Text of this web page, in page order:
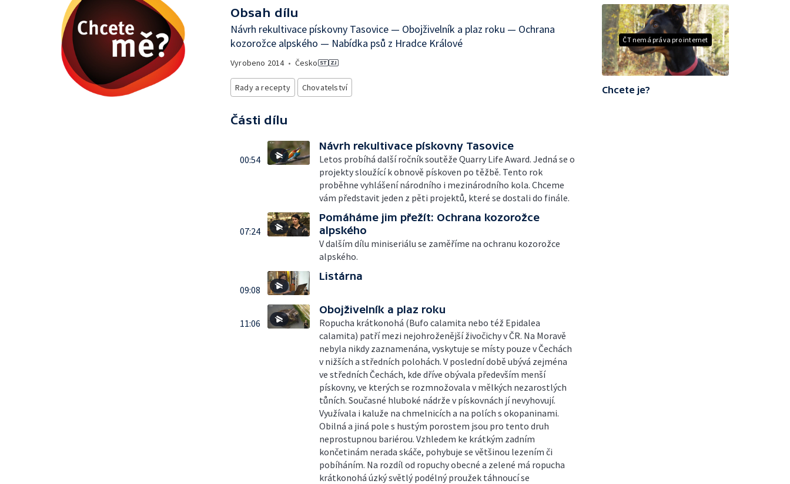
Obsah dílu
Návrh rekultivace pískovny Tasovice — Obojživelník a plaz roku — Ochrana
kozorožce alpského — Nabídka psů z Hradce Králové
Vyrobeno 2014• Česko
Rady a recepty Chovatelství
Části dílu
00:54
Návrh rekultivace pískovny Tasovice
Letos probíhá další ročník soutěže Quarry Life Award. Jedná se o
projekty sloužící k obnově pískoven po těžbě. Tento rok
proběhne vyhlášení národního i mezinárodního kola. Chceme
vám představit jeden z pěti projektů, které se dostali do finále.
07:24
Pomáháme jim přežít: Ochrana kozorožce
alpského
V dalším dílu miniseriálu se zaměříme na ochranu kozorožce
alpského.
09:08
Listárna
11:06
Obojživelník a plaz roku
Ropucha krátkonohá (Bufo calamita nebo též Epidalea
calamita) patří mezi nejohroženější živočichy v ČR. Na Moravě
nebyla nikdy zaznamenána, vyskytuje se místy pouze v Čechách
v nižších a středních polohách. V poslední době ubývá zejména
ve středních Čechách, kde dříve obývala především menší
pískovny, ve kterých se rozmnožovala v mělkých nezarostlých
tůních. Současné hluboké nádrže v pískovnách jí nevyhovují.
Využívala i kaluže na chmelnicích a na polích s okopaninami.
Obilná a jiná pole s hustým porostem jsou pro tento druh
neprostupnou bariérou. Vzhledem ke krátkým zadním
končetinám nerada skáče, pohybuje se většinou lezením či
pobíháním. Na rozdíl od ropuchy obecné a zelené má ropucha
krátkonohá úzký světlý podélný proužek táhnoucí se
ČT nemá práva pro internet
Chcete je?